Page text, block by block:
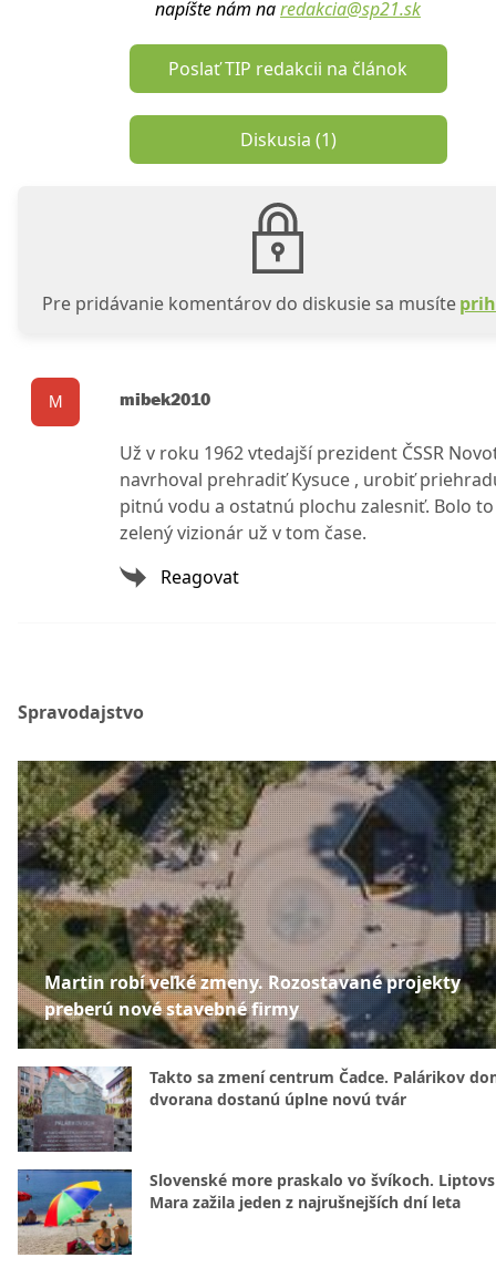
napíšte nám naredakcia@sp21.sk
Poslať TIP redakcii na článok
Diskusia (1)
Pre pridávanie komentárov do diskusie sa musíte
M mibek2010
Už v roku 1962 vtedajší prezident ČSSR
navrhoval prehradiť Kysuce , urobiť
pitnú vodu a ostatnú plochu zalesniť. Bolo
zelený vizionár už v tom čase.
Reagovat
Spravodajstvo
Martin robí veľké zmeny. Rozostavané projekty
preberú nové stavebné firmy
Takto sa zmení centrum Čadce. Palárikov
dvorana dostanú úplne novú tvár
Slovenské more praskalo vo švíkoch.
Mara zažila jeden z najrušnejších dní leta